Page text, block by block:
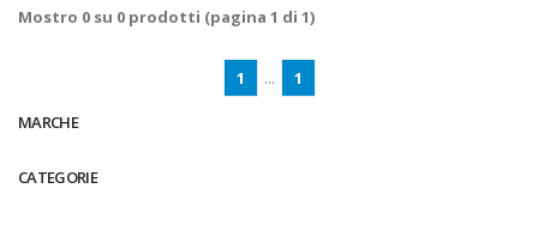
MARCHE
CATEGORIE
Mostro 0 su 0 prodotti (pagina 1 di 1)
1 ... 1